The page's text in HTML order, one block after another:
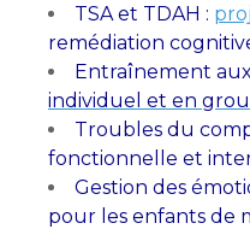
TSA et TDAH :
remédiation
Entraînement aux
individuel et en
Troubles du
fonctionnelle et
Gestion des
pour les enfants de